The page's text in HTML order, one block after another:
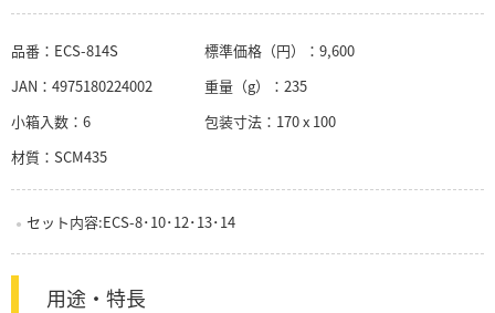
品番： ECS-814S 標準価格（円）： 9,600
JAN： 4975180224002 重量（g）： 235
小箱入数： 6 包装寸法： 170 x 100
材質： SCM435
セット内容:ECS-8･10･12･13･14
用途・特長